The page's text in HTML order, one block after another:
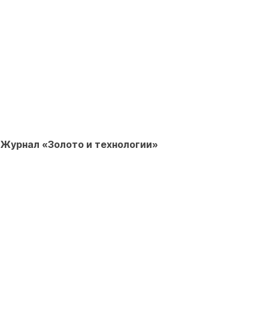
Журнал «Золото и технологии»